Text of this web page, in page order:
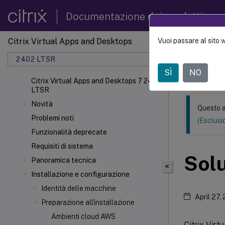
Documentazione dei prodotti
Citrix Virtual Apps and Desktops
2402 LTSR
Citrix Virtual Apps and Desktops 7 2402
LTSR
Novità
Problemi noti
Funzionalità deprecate
Requisiti di sistema
Panoramica tecnica
Installazione e configurazione
Identità delle macchine
Preparazione all'installazione
Ambienti cloud AWS
Questo
<
Questo
April 27,
Vuoi passare al sito
SÌ NO